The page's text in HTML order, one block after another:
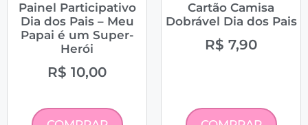
Painel Participativo
Dia dos Pais – Meu
Papai é um Super-
Herói
R$ 10,00
Cartão Camisa
Dobrável Dia dos Pais
R$ 7,90